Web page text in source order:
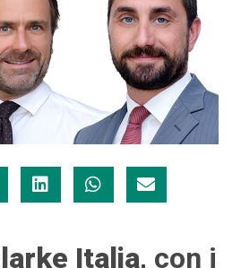
Italia, con i